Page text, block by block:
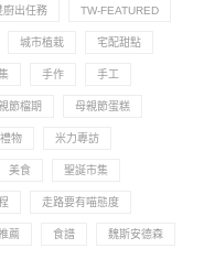
廚出任務 TW-FEATURED
城市植栽 宅配甜點
手作 手工
節檔期 母親節蛋糕
禮物 米力專訪
美食 聖誕市集
走路要有喵態度
薦 食譜 魏斯安德森